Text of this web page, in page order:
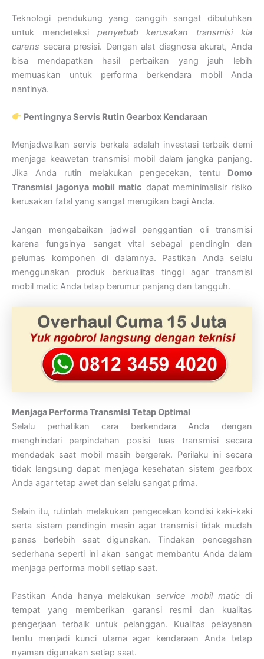
Teknologi pendukung yang canggih sangat dibutuhkan
untuk mendeteksi penyebab kerusakan transmisi kia
carens secara presisi. Dengan alat diagnosa akurat, Anda
bisa mendapatkan hasil perbaikan yang jauh lebih
memuaskan untuk performa berkendara mobil Anda
nantinya.
Pentingnya Servis Rutin Gearbox Kendaraan
Menjadwalkan servis berkala adalah investasi terbaik demi
menjaga keawetan transmisi mobil dalam jangka panjang.
Jika Anda rutin melakukan pengecekan, tentu Domo
Transmisi jagonya mobil matic dapat meminimalisir risiko
kerusakan fatal yang sangat merugikan bagi Anda.
Jangan mengabaikan jadwal penggantian oli transmisi
karena fungsinya sangat vital sebagai pendingin dan
pelumas komponen di dalamnya. Pastikan Anda selalu
menggunakan produk berkualitas tinggi agar transmisi
mobil matic Anda tetap berumur panjang dan tangguh.
Menjaga Performa Transmisi Tetap Optimal
Selalu perhatikan cara berkendara Anda dengan
menghindari perpindahan posisi tuas transmisi secara
mendadak saat mobil masih bergerak. Perilaku ini secara
tidak langsung dapat menjaga kesehatan sistem gearbox
Anda agar tetap awet dan selalu sangat prima.
Selain itu, rutinlah melakukan pengecekan kondisi kaki-kaki
serta sistem pendingin mesin agar transmisi tidak mudah
panas berlebih saat digunakan. Tindakan pencegahan
sederhana seperti ini akan sangat membantu Anda dalam
menjaga performa mobil setiap saat.
Pastikan Anda hanya melakukan service mobil matic di
tempat yang memberikan garansi resmi dan kualitas
pengerjaan terbaik untuk pelanggan. Kualitas pelayanan
tentu menjadi kunci utama agar kendaraan Anda tetap
nyaman digunakan setiap saat.